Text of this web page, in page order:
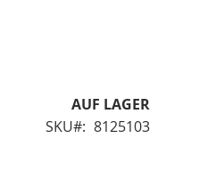
AUF LAGER
SKU
8125103